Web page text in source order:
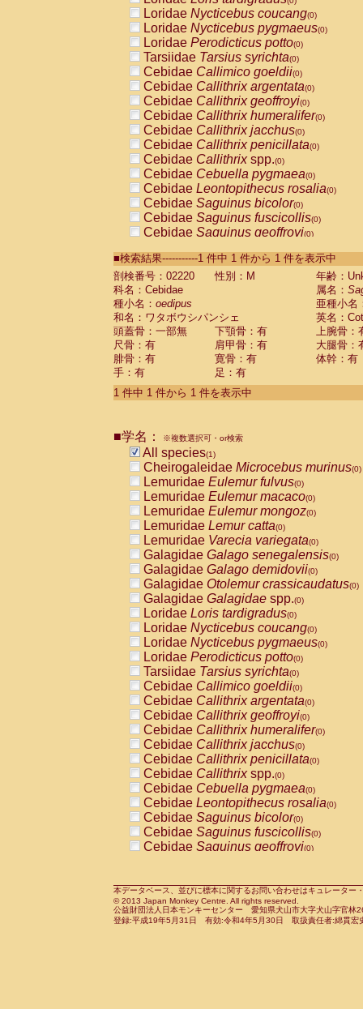
Loridae Nycticebus coucang(0)
Loridae Nycticebus pygmaeus(0)
Loridae Perodicticus potto(0)
Tarsiidae Tarsius syrichta(0)
Cebidae Callimico goeldii(0)
Cebidae Callithrix argentata(0)
Cebidae Callithrix geoffroyi(0)
Cebidae Callithrix humeralifer(0)
Cebidae Callithrix jacchus(0)
Cebidae Callithrix penicillata(0)
Cebidae Callithrixspp.(0)
Cebidae Cebuella pygmaea(0)
Cebidae Leontopithecus rosalia(0)
Cebidae Saguinus bicolor(0)
Cebidae Saguinus fuscicollis(0)
Cebidae Saguinus geoffroyi(0)
CebidaeSaguinus labiatus(0)
Cebidae Saguinus leucopus (0)
Cebidae
Cebidae
CebidaeSaguinus nigricollis (0)
Cebidae Saguinus oedipus
Cebidae Saguinus weddelli
Cebidae Saguinusspp.
Cebidae Aotus trivirgatus
Cebidae Cebus albifrons
CebidaeCebus nigrivittatus
CebidaeCebus
CebidaeSaimiri boliviensis(0)
CebidaeSaimiri sciureus(0)
AtelidaeAlouatta caraya(0)
AtelidaeAlouatta fusca(0)
AtelidaeAlouatta seniculus
AtelidaeAlouattaspp.(0)
AtelidaeAteles belzebuth(0)
AtelidaeAteles geoffroyi(0)
AtelidaeAteles paniscus(0)
AtelidaeAtelesspp.(0)
Atelidae Lagothrix lagothricha
AtelidaeLagothrix lagothricha cana
PitheciidaeCacajao calvus
PitheciidaeCallicebus cupreus
PitheciidaeCallicebus donacophilus
PitheciidaeCallicebus moloch
PitheciidaeCallicebus torquatus
PitheciidaeCallicebusspp.(0)
PitheciidaeChiropotes satanas(0)
PitheciidaePithecia monachus
PitheciidaePithecia pithecia(0)
CercopithecidaeCercocebus agilis
CercopithecidaeCercocebus
CercopithecidaeCercocebus
CercopithecidaeCercocebus
CercopithecidaeCercocebus
CercopithecidaeCercocebushybrid
CercopithecidaePapio anubis(0)
CercopithecidaePapio cynocephalus
CercopithecidaePapio hamadryas(0)
■検索結果-----------1 件中 1 件から 1 件を表示中
剖検番号：02220
性別：M
年齢：
科名：Cebidae
属名：
種小名： oedipus
亜種小名
和名：ワタボウシパンシェ
英名：
頭蓋骨：一部無
下顎骨：有
上腕骨：
尺骨：有
肩甲骨：有
大腿骨：
腓骨：有
寛骨：有
体幹：有
手：有
足：有
1 件中 1 件から 1 件を表示中
■学名： ※複数選択可・or検索
All species(1)
Cheirogaleidae Microcebus murinus(0)
Lemuridae Eulemur fulvus(0)
Lemuridae Eulemur macaco(0)
Lemuridae Eulemur mongoz(0)
Lemuridae Lemur catta(0)
Lemuridae Varecia variegata(0)
Galagidae Galago senegalensis(0)
Galagidae Galago demidovii(0)
Galagidae Otolemur crassicaudatus(0)
Galagidae Galagidae spp.(0)
Loridae Loris tardigradus(0)
Loridae Nycticebus coucang(0)
Loridae Nycticebus pygmaeus(0)
Loridae Perodicticus potto(0)
Tarsiidae Tarsius syrichta(0)
Cebidae Callimico goeldii(0)
Cebidae Callithrix argentata(0)
Cebidae Callithrix geoffroyi(0)
Cebidae Callithrix humeralifer(0)
Cebidae Callithrix jacchus(0)
Cebidae Callithrix penicillata(0)
Cebidae Callithrixspp.(0)
Cebidae Cebuella pygmaea(0)
Cebidae Leontopithecus rosalia(0)
Cebidae Saguinus bicolor(0)
Cebidae Saguinus fuscicollis(0)
Cebidae Saguinus geoffroyi(0)
CebidaeSaguinus leucopus(0)
CebidaeSaguinus midas(0)
Cebidae Saguinus mystax(0)
本データベース、並びに標本に関するお問い合わせはキュレータ
© 2013 Japan Monkey Centre. All rights reserved.
公益財団法人日本モンキーセンター 愛知県犬山市大字犬山字官
登録:平成19年5月31日 有効:令和4年5月30日 取扱責任者:綿貫宏